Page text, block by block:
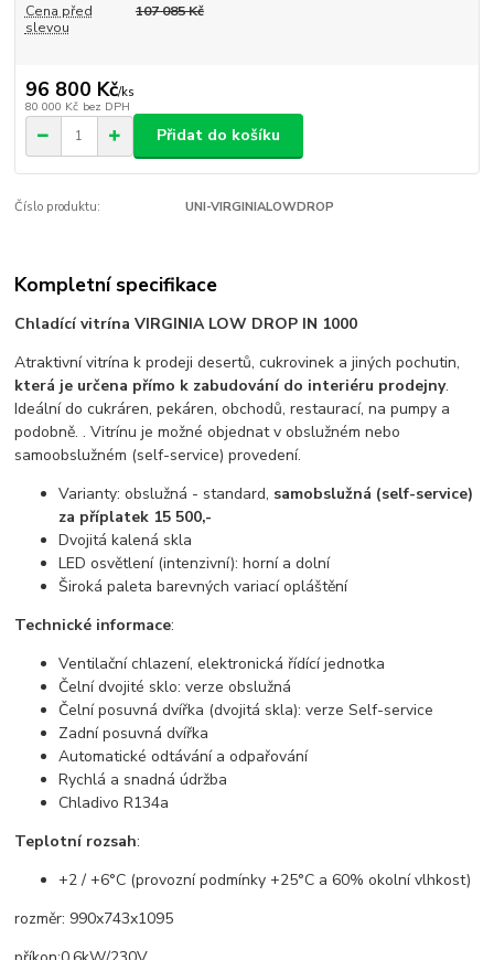
Cena před
slevou
107 085 Kč
96 800 Kč/ks
80 000 Kč bez DPH
Přidat do košíku
Číslo produktu: UNI-VIRGINIALOWDROP
Kompletní specifikace
Chladící vitrína VIRGINIA LOW DROP IN 1000
Atraktivní vitrína k prodeji desertů, cukrovinek a jiných pochutin,
která je určena přímo k zabudování do interiéru prodejny.
Ideální do cukráren, pekáren, obchodů, restaurací, na pumpy a
podobně. . Vitrínu je možné objednat v obslužném nebo
samoobslužném (self-service) provedení.
Varianty: obslužná - standard, samobslužná (self-service)
za příplatek 15 500,-
Dvojitá kalená skla
LED osvětlení (intenzivní): horní a dolní
Široká paleta barevných variací opláštění
Technické informace:
Ventilační chlazení, elektronická řídící jednotka
Čelní dvojité sklo: verze obslužná
Čelní posuvná dvířka (dvojitá skla): verze Self-service
Zadní posuvná dvířka
Automatické odtávání a odpařování
Rychlá a snadná údržba
Chladivo R134a
Teplotní rozsah:
+2 / +6°C (provozní podmínky +25°C a 60% okolní vlhkost)
rozměr: 990x743x1095